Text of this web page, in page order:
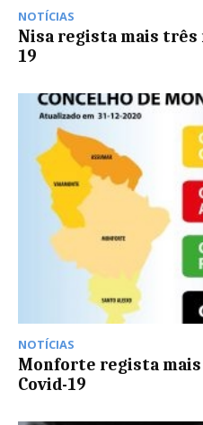
NOTÍCIAS
Nisa regista mais três
19
NOTÍCIAS
Monforte regista
Covid-19